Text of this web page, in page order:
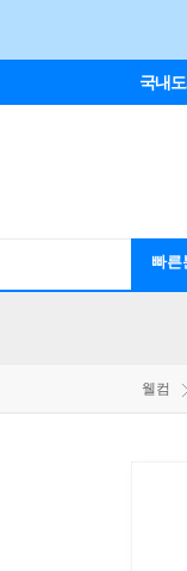
국내
빠른
웰컴